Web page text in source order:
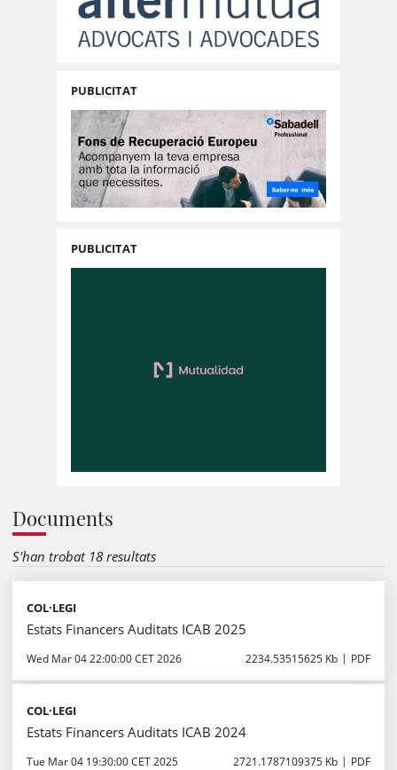
PUBLICITAT
PUBLICITAT
Documents
S'han trobat 18 resultats
COL·LEGI
Estats Financers Auditats ICAB 2025
Wed Mar 04 22:00:00 CET 2026 2234.53515625 Kb PDF
COL·LEGI
Estats Financers Auditats ICAB 2024
Tue Mar 04 19:30:00 CET 2025 2721.1787109375 Kb PDF